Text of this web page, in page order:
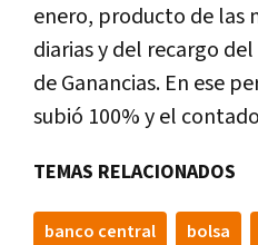
enero, producto de las
diarias y del recargo
de Ganancias. En ese
subió 100% y el
TEMAS RELACIONADOS
banco central bolsa